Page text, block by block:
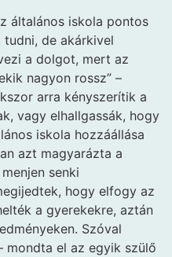
általános iskola pontos
de akárkivel
a dolgot, mert az
nagyon rossz” –
arra kényszerítik a
vagy elhallgassák, hogy
iskola hozzáállása
azt magyarázta a
senki
hogy elfogy az
a gyerekekre, aztán
Szóval
mondta el az egyik szülő